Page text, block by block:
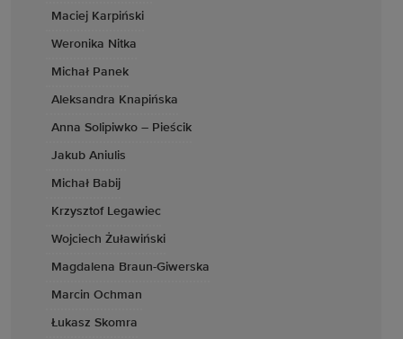
Maciej Karpiński
Weronika Nitka
Michał Panek
Aleksandra Knapińska
Anna Solipiwko – Pieścik
Jakub Aniulis
Michał Babij
Krzysztof Legawiec
Wojciech Żuławiński
Magdalena Braun-Giwerska
Marcin Ochman
Łukasz Skomra